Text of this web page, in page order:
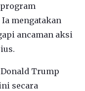
mengatakan
ancaman aksi
Trump
secara